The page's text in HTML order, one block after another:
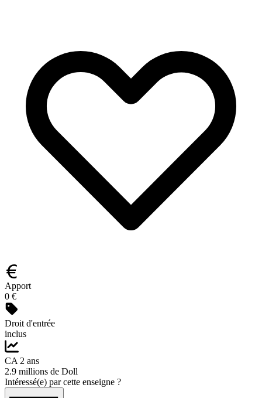
Apport
0 €
Droit d'entrée
inclus
CA 2 ans
2.9 millions de Doll
Intéressé(e) par cette enseigne ?